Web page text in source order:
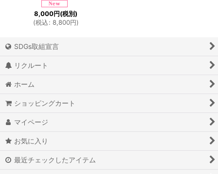
8,000円(税別)
(税込: 8,800円)
SDGs取組宣言
リクルート
ホーム
ショッピングカート
マイページ
お気に入り
最近チェックしたアイテム